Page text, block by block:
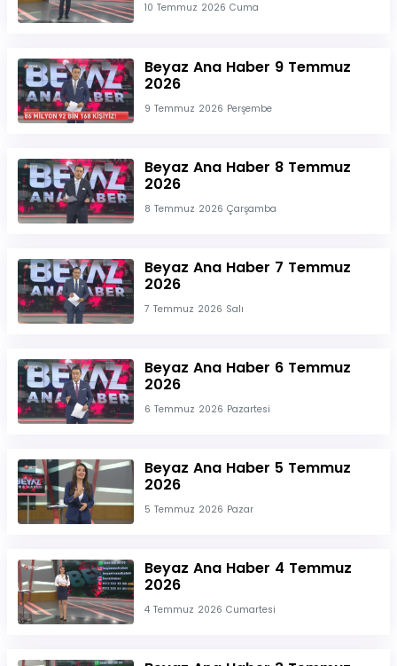
10 Temmuz 2026 Cuma
Beyaz Ana Haber 9 Temmuz
2026
9 Temmuz 2026 Perşembe
Beyaz Ana Haber 8 Temmuz
2026
8 Temmuz 2026 Çarşamba
Beyaz Ana Haber 7 Temmuz
2026
7 Temmuz 2026 Salı
Beyaz Ana Haber 6 Temmuz
2026
6 Temmuz 2026 Pazartesi
Beyaz Ana Haber 5 Temmuz
2026
5 Temmuz 2026 Pazar
Beyaz Ana Haber 4 Temmuz
2026
4 Temmuz 2026 Cumartesi